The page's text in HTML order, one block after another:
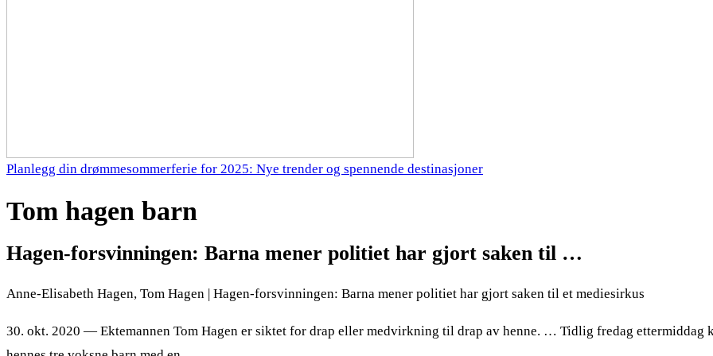
Planlegg din drømmesommerferie for 2025: Nye trender og spennende destinasjoner
Tom hagen barn
Hagen-forsvinningen: Barna mener politiet har gjort saken til …
Anne-Elisabeth Hagen, Tom Hagen | Hagen-forsvinningen: Barna mener politiet har gjort saken til et mediesirkus
30. okt. 2020 — Ektemannen Tom Hagen er siktet for drap eller medvirkning til drap av henne. … Tidlig fredag ettermiddag